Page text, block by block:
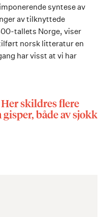
syntese av
av tilknyttede
tallets Norge, viser
norsk litteratur en
har visst at vi har
skildres flere
både av sjokk